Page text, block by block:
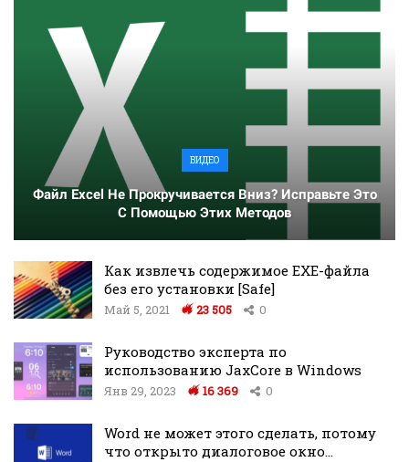
ВИДЕО
Файл Excel Не Прокручивается Вниз? Исправьте Это
С Помощью Этих Методов
Как извлечь содержимое EXE-файла
без его установки [Safe]
Май 5, 2021 23 505 0
Руководство эксперта по
использованию JaxCore в Windows
Янв 29, 2023 16 369 0
Word не может этого сделать, потому
что открыто диалоговое окно…